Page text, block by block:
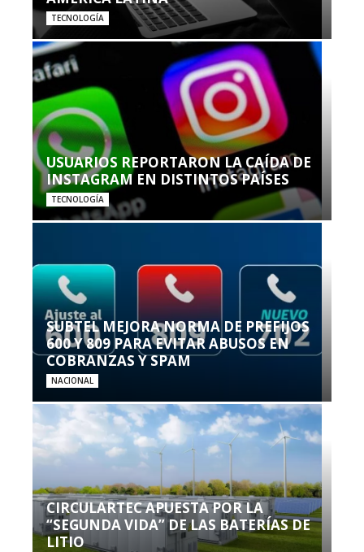
TECNOLOGÍA
USUARIOS REPORTARON LA CAÍDA DE
INSTAGRAM EN DISTINTOS PAÍSES
TECNOLOGÍA
SUBTEL MEJORA NORMA DE PREFIJOS
600 Y 809 PARA EVITAR ABUSOS EN
COBRANZAS Y SPAM
NACIONAL
CIRCULARTEC APUESTA POR LA
“SEGUNDA VIDA” DE LAS BATERÍAS DE
LITIO